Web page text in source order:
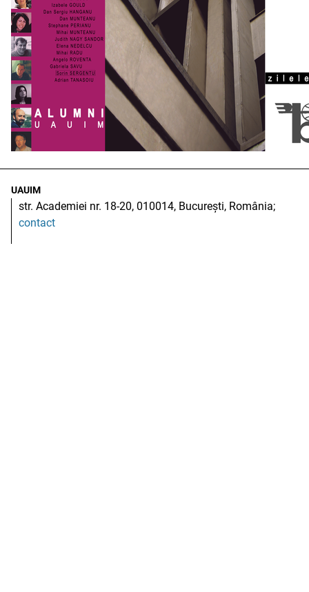
UAUIM
str. Academiei nr. 18-20, 010014, București, România;
contact